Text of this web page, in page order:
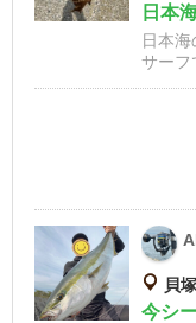
日本
日本
サーフ
貝塚
今シ